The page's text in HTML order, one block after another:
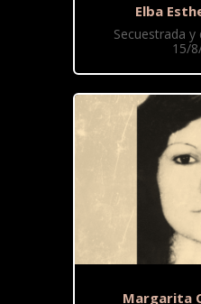
Elba
Secuestrada y
15/
Margarita